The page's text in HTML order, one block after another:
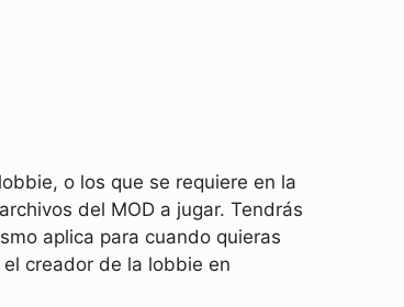
o los que se requiere en la
del MOD a jugar. Tendrás
aplica para cuando quieras
creador de la lobbie en